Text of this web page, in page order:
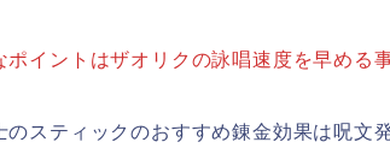
ポイントはザオリクの詠唱速度を早める
のスティックのおすすめ錬金効果は呪文